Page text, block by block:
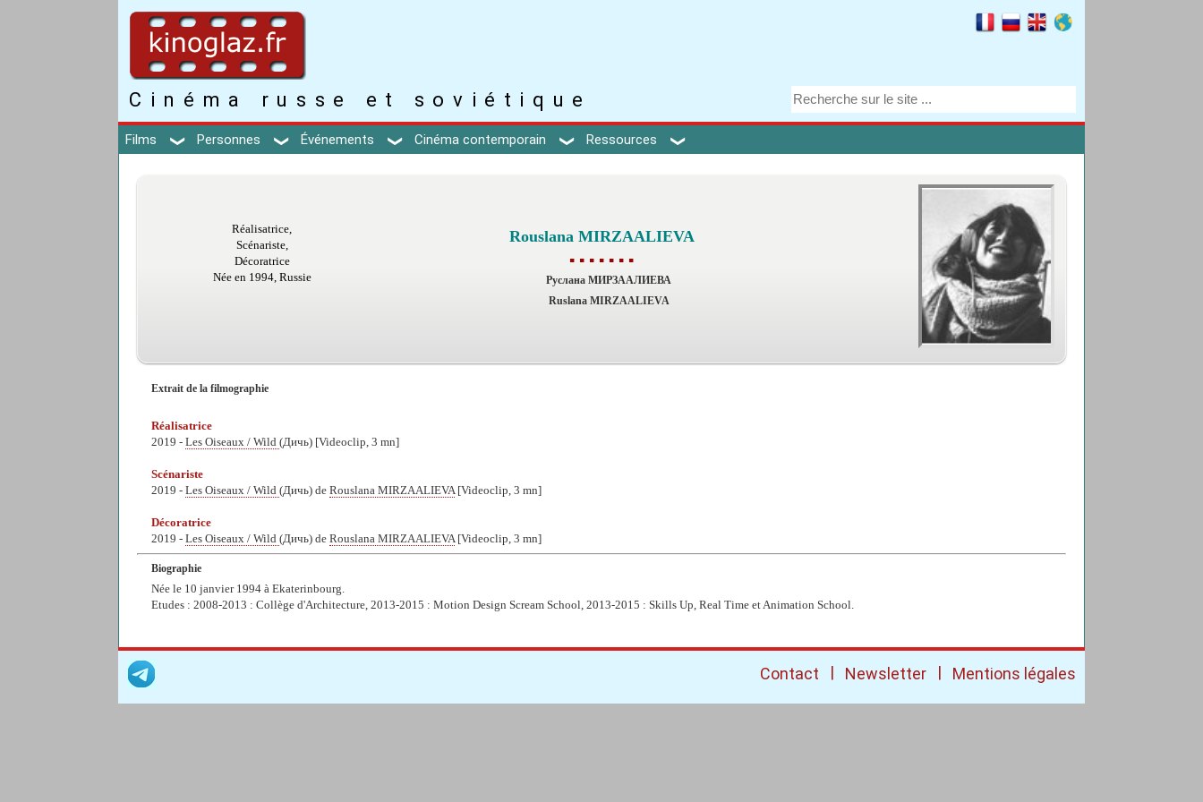
Cinéma russe et soviétique
Films Personnes Événements Cinéma contemporain Ressources
Réalisatrice,
Scénariste,
Décoratrice
Née en 1994, Russie
Rouslana MIRZAALIEVA
▪ ▪ ▪ ▪ ▪ ▪ ▪
Руслана МИРЗААЛИЕВА
Ruslana MIRZAALIEVA
Extrait de la filmographie
Réalisatrice
2019 - Les Oiseaux / Wild (Дичь) [Videoclip, 3 mn]
Scénariste
2019 - Les Oiseaux / Wild (Дичь) de Rouslana MIRZAALIEVA [Videoclip, 3 mn]
Décoratrice
2019 - Les Oiseaux / Wild (Дичь) de Rouslana MIRZAALIEVA [Videoclip, 3 mn]
Biographie
Née le 10 janvier 1994 à Ekaterinbourg.
Etudes : 2008-2013 : Collège d'Architecture, 2013-2015 : Motion Design Scream School, 2013-2015 : Skills Up, Real Time et Animation School.
Contact | Newsletter | Mentions légales